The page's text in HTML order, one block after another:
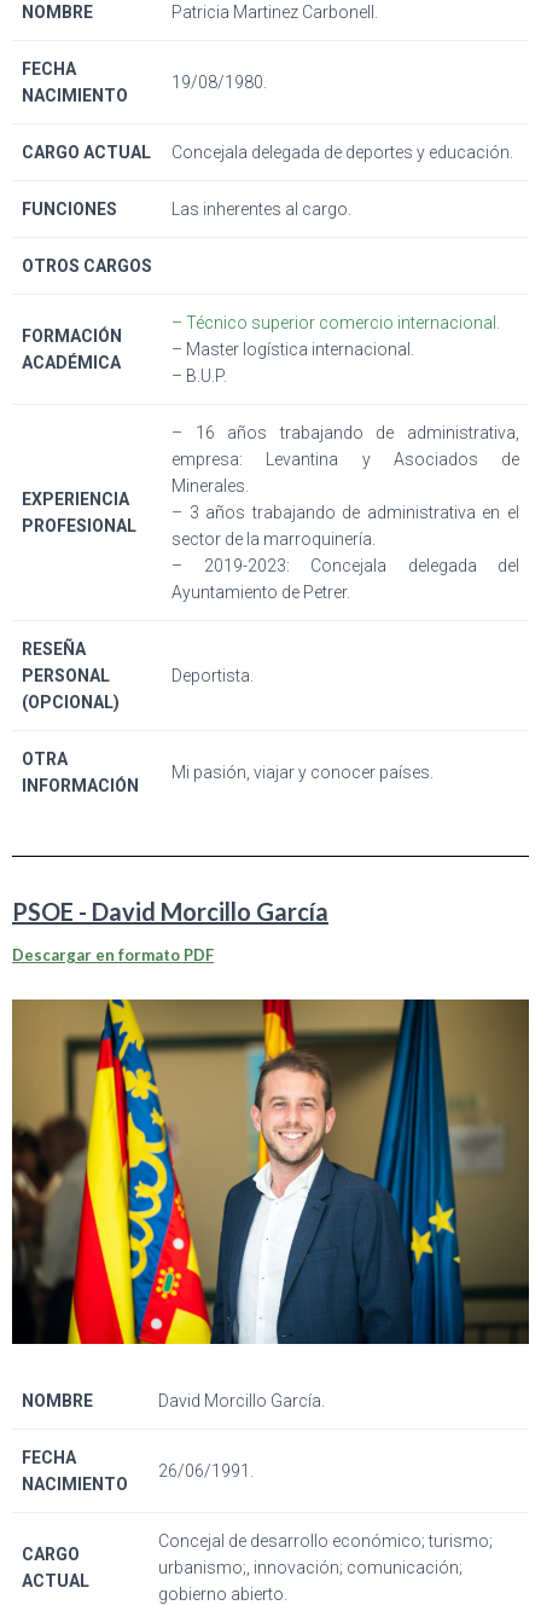
NOMBRE Patricia Martinez Carbonell.
FECHA
NACIMIENTO
19/08/1980.
CARGO ACTUAL Concejala delegada de deportes y educación.
FUNCIONES Las inherentes al cargo.
OTROS CARGOS
FORMACIÓN
ACADÉMICA
– Técnico superior comercio internacional.
– Master logística internacional.
– B.U.P.
EXPERIENCIA
PROFESIONAL
– 16 años trabajando de administrativa,
empresa: Levantina y Asociados de
Minerales.
– 3 años trabajando de administrativa en el
sector de la marroquinería.
– 2019-2023: Concejala delegada del
Ayuntamiento de Petrer.
RESEÑA
PERSONAL
(OPCIONAL)
Deportista.
OTRA
INFORMACIÓN
Mi pasión, viajar y conocer países.
PSOE - David Morcillo García
Descargar en formato PDF
NOMBRE David Morcillo García.
FECHA
NACIMIENTO
26/06/1991.
CARGO
ACTUAL
Concejal de desarrollo económico; turismo;
urbanismo;, innovación; comunicación;
gobierno abierto.